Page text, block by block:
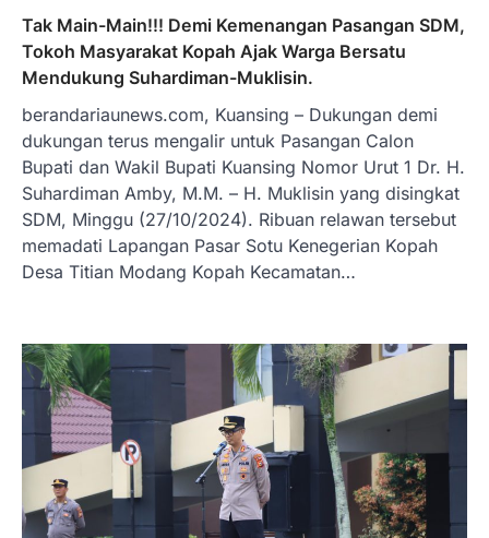
Tak Main-Main!!! Demi Kemenangan Pasangan SDM,
Tokoh Masyarakat Kopah Ajak Warga Bersatu
Mendukung Suhardiman-Muklisin.
berandariaunews.com, Kuansing – Dukungan demi
dukungan terus mengalir untuk Pasangan Calon
Bupati dan Wakil Bupati Kuansing Nomor Urut 1 Dr. H.
Suhardiman Amby, M.M. – H. Muklisin yang disingkat
SDM, Minggu (27/10/2024). Ribuan relawan tersebut
memadati Lapangan Pasar Sotu Kenegerian Kopah
Desa Titian Modang Kopah Kecamatan…